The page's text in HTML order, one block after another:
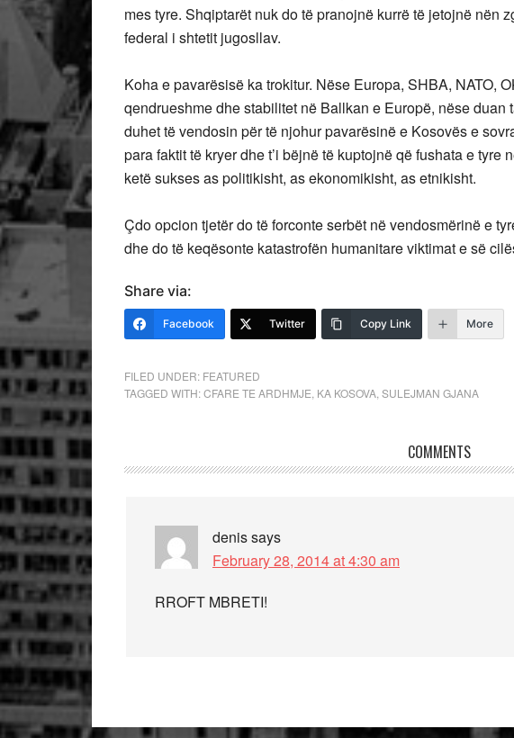
mes tyre. Shqiptarët nuk do të pranojnë kurrë të jetojnë nën
federal i shtetit jugosllav.
Koha e pavarësisë ka trokitur. Nëse Europa, SHBA, NATO,
qendrueshme dhe stabilitet në Ballkan e Europë, nëse duan
duhet të vendosin për të njohur pavarësinë e Kosovës e
para faktit të kryer dhe t’i bëjnë të kuptojnë që fushata e tyre
ketë sukses as politikisht, as ekonomikisht, as etnikisht.
Çdo opcion tjetër do të forconte serbët në vendosmërinë e
dhe do të keqësonte katastrofën humanitare viktimat e së
Share via:
Facebook Twitter Copy Link More
FILED UNDER: FEATURED
TAGGED WITH:CFARE TE ARDHMJE KA KOSOVA SULEJMAN GJANA
COMMENTS
denissays
February 28, 2014 at 4:30 am
RROFT MBRETI!